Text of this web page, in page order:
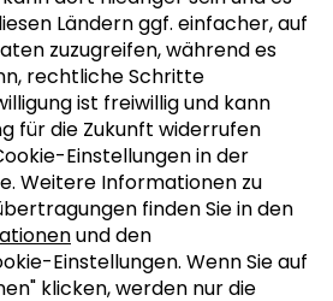
Ländern ggf. einfacher, auf
zuzugreifen, während es
rechtliche Schritte
ist freiwillig und kann
für die Zukunft widerrufen
Einstellungen in der
Weitere Informationen zu
finden Sie in den
und den
Einstellungen. Wenn Sie auf
klicken, werden nur die